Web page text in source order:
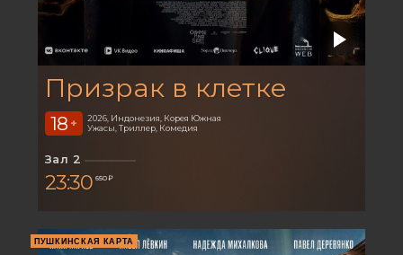
Призрак в клетке
18 +
2026, Индонезия, Корея Южная
Ужасы, Триллер, Комедия
Зал 2
23:30 650 ₽
ПУШКИНСКАЯ КАРТА